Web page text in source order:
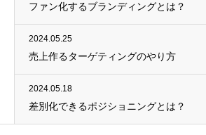
ファン化するブランディングとは？
2024.05.25
売上作るターゲティングのやり方
2024.05.18
差別化できるポジショニングとは？